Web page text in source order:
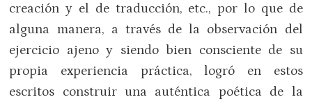
creación y el de traducción, etc., por lo que de
alguna manera, a través de la observación del
ejercicio ajeno y siendo bien consciente de su
propia experiencia práctica, logró en estos
escritos construir una auténtica poética de la